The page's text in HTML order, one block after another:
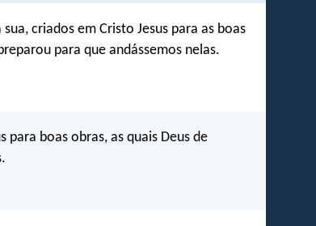
criados em Cristo Jesus para as boas
para que andássemos nelas.
para boas obras, as quais Deus de